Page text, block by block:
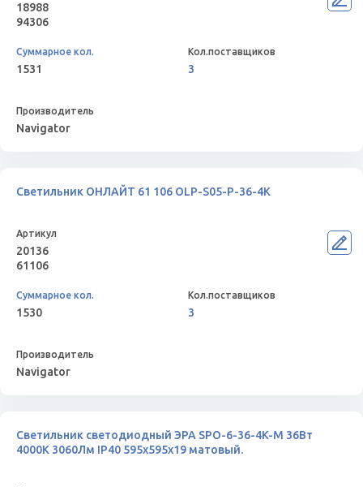
18988
94306
1531 3
Navigator
Светильник ОНЛАЙТ 61 106 OLP-S05-P-36-4K
20136
61106
1530 3
Navigator
Светильник светодиодный ЭРА SPO-6-36-4K-M 36Вт
4000К 3060Лм IP40 595x595x19 матовый.